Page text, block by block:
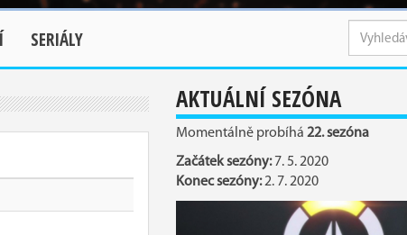
SERIÁLY
AKTUÁLNÍ SEZÓNA
Momentálně probíhá 22. sezóna
Začátek sezóny:7. 5. 2020
Konec sezóny:2. 7. 2020